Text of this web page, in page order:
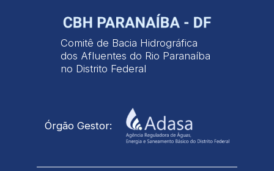
Comitê de Bacia Hidrográfica
dos Afluentes do Rio Paranaíba
no Distrito Federal
Órgão Gestor: